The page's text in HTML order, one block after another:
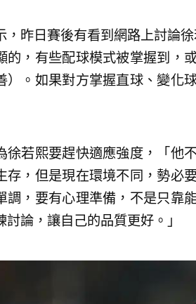
，昨日賽後有看到網路上討論
的，有些配球模式被掌握到，
）。如果對方掌握直球、變化
徐若熙要趕快適應強度，「他
存，但是現在環境不同，勢必
調，要有心理準備，不是只靠
討論，讓自己的品質更好。」